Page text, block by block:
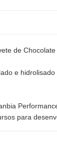
de
e hidrolisado
para